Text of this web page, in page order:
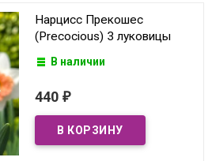
Нарцисс Прекошес
(Precocious) 3 луковицы
В наличии
440 ₽